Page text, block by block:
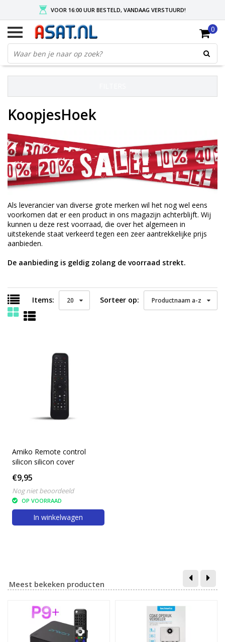
VOOR 16:00 UUR BESTELD, VANDAAG VERSTUURD!
GRATIS VERZENDING NA MIN. ORDER VAN € 50,-
KIES EENVOUDIG UW AFHAALLOCATIE
0
KoopjesHoek
Als leverancier van diverse grote merken wil het nog wel eens
voorkomen dat er een product in ons magazijn achterblijft. Wij
kunnen u deze rest voorraad, die over het algemeen in
uitstekende staat verkeerd tegen een zeer aantrekkelijke prijs
aanbieden.
De aanbieding is geldig zolang de voorraad strekt.
Sorteer op: Productnaam a-z
Items: 20
Amiko Remote control
silicon silicon cover
€9,95
Nog niet beoordeeld
OP VOORRAAD
In winkelwagen
Meest bekeken producten